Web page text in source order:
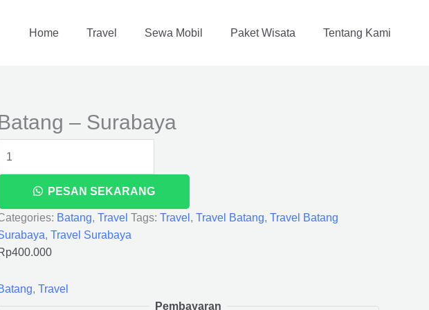
Home Travel Sewa Mobil Paket Wisata Tentang Kami
– Surabaya
PESAN SEKARANG
Batang, Travel Tags: Travel , Travel Batang, Travel Batang
, Travel Surabaya
400.000
, Travel
Pembayaran